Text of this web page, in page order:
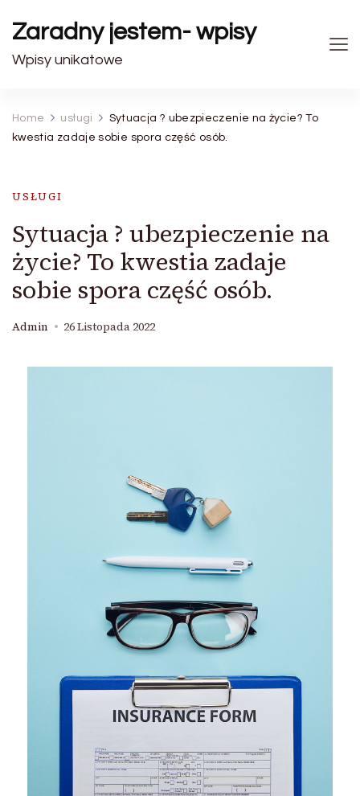
Zaradny jestem- wpisy
Wpisy unikatowe
Home usługi
Sytuacja ? ubezpieczenie na życie? To
kwestia zadaje sobie spora część osób.
USŁUGI
Sytuacja ? ubezpieczenie na
życie? To kwestia zadaje
sobie spora część osób.
Admin 26 Listopada 2022